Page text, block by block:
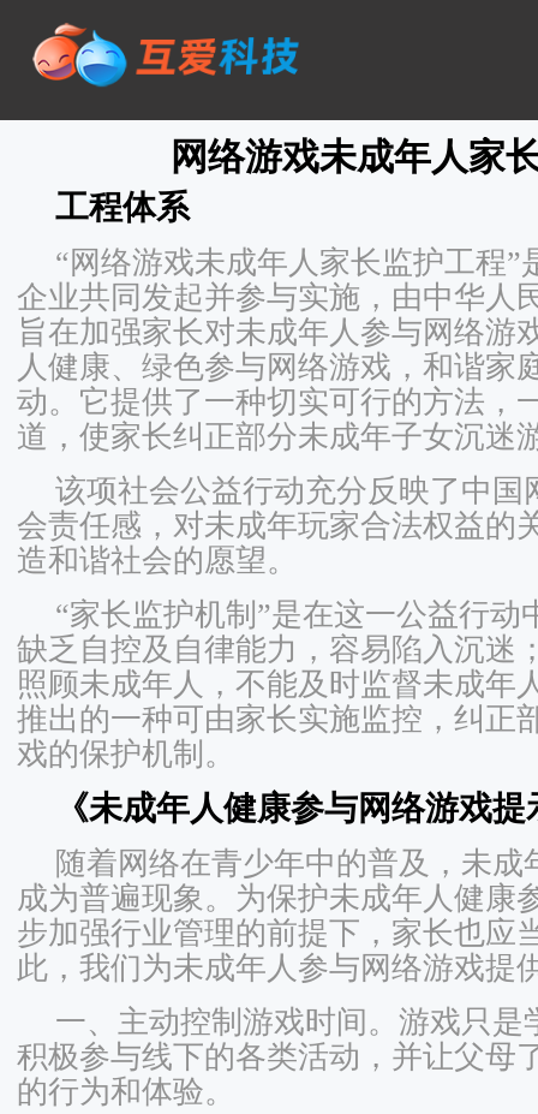
网络游戏未成年人家
工程体系
“网络游戏未成年人家长监护工程”
企业共同发起并参与实施，由中华人
旨在加强家长对未成年人参与网络游
人健康、绿色参与网络游戏，和谐家
动。它提供了一种切实可行的方法，
道，使家长纠正部分未成年子女沉迷
该项社会公益行动充分反映了中国
会责任感，对未成年玩家合法权益的
造和谐社会的愿望。
“家长监护机制”是在这一公益行动
缺乏自控及自律能力，容易陷入沉迷
照顾未成年人，不能及时监督未成年
推出的一种可由家长实施监控，纠正
戏的保护机制。
《未成年人健康参与网络游戏提
随着网络在青少年中的普及，未
成为普遍现象。为保护未成年人健康
步加强行业管理的前提下，家长也应
此，我们为未成年人参与网络游戏提
一、主动控制游戏时间。游戏只是
积极参与线下的各类活动，并让父母
的行为和体验。